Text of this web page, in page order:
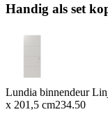
Handig als set
Lundia binnendeur
x 201,5 cm234.50